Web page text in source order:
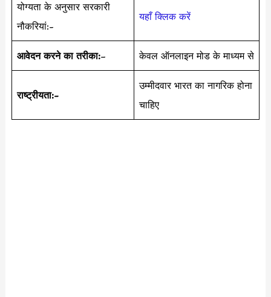
योग्यता के अनुसार सरकारी
नौकरियां:-
यहाँ क्लिक करें
आवेदन करने का तरीका:– केवल ऑनलाइन मोड के माध्यम से
राष्ट्रीयता:-
उम्मीदवार भारत का नागरिक होना
चाहिए